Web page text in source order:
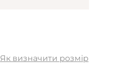
Як визначити розмір